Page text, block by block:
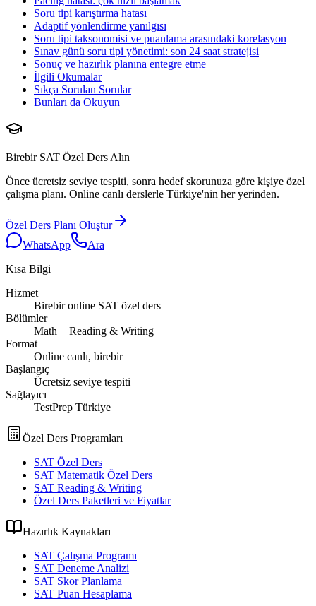
Soru tipi karıştırma hatası
Adaptif yönlendirme yanılgısı
Soru tipi taksonomisi ve puanlama arasındaki korelasyon
Sınav günü soru tipi yönetimi: son 24 saat stratejisi
Sonuç ve hazırlık planına entegre etme
İlgili Okumalar
Sıkça Sorulan Sorular
Bunları da Okuyun
Birebir SAT Özel Ders Alın
Önce ücretsiz seviye tespiti, sonra hedef skorunuza göre kişiye özel
çalışma planı. Online canlı derslerle Türkiye'nin her yerinden.
Özel Ders Planı Oluştur
WhatsApp
Ara
Kısa Bilgi
Hizmet
Birebir online SAT özel ders
Bölümler
Math + Reading & Writing
Format
Online canlı, birebir
Başlangıç
Ücretsiz seviye tespiti
Sağlayıcı
TestPrep Türkiye
Özel Ders Programları
SAT Özel Ders
SAT Matematik Özel Ders
SAT Reading & Writing
Özel Ders Paketleri ve Fiyatlar
Hazırlık Kaynakları
SAT Çalışma Programı
SAT Deneme Analizi
SAT Skor Planlama
SAT Puan Hesaplama